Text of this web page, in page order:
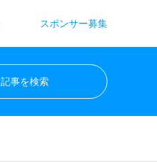
スポンサー募集